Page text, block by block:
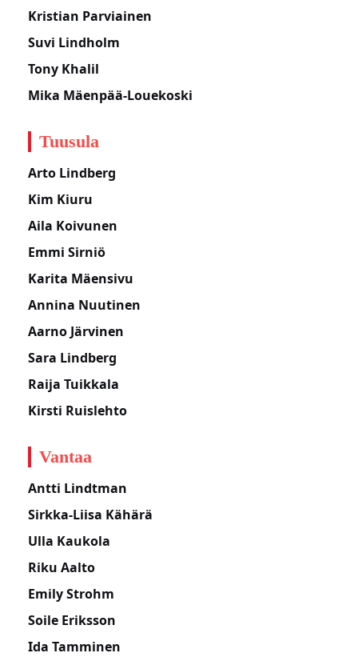
Kristian Parviainen
Suvi Lindholm
Tony Khalil
Mika Mäenpää-Louekoski
Tuusula
Arto Lindberg
Kim Kiuru
Aila Koivunen
Emmi Sirniö
Karita Mäensivu
Annina Nuutinen
Aarno Järvinen
Sara Lindberg
Raija Tuikkala
Kirsti Ruislehto
Vantaa
Antti Lindtman
Sirkka-Liisa Kähärä
Ulla Kaukola
Riku Aalto
Emily Strohm
Soile Eriksson
Ida Tamminen